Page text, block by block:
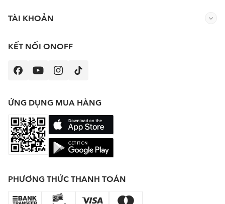
TÀI KHOẢN
KẾT NỐI ONOFF
ỨNG DỤNG MUA HÀNG
PHƯƠNG THỨC THANH TOÁN